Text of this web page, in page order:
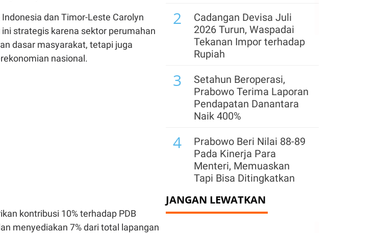
dan Timor-Leste Carolyn
strategis karena sektor perumahan
dasar masyarakat, tetapi juga
nasional.
kontribusi 10% terhadap PDB
menyediakan 7% dari total lapangan
2
Cadangan Devisa Juli
2026 Turun, Waspadai
Tekanan Impor terhadap
Rupiah
3
Setahun Beroperasi,
Prabowo Terima Laporan
Pendapatan Danantara
Naik 400%
4
Prabowo Beri Nilai 88-89
Pada Kinerja Para
Menteri, Memuaskan
Tapi Bisa Ditingkatkan
5
Prabowo: Pemerintah
Pusat Siap Ambil Alih
JANGAN LEWATKAN